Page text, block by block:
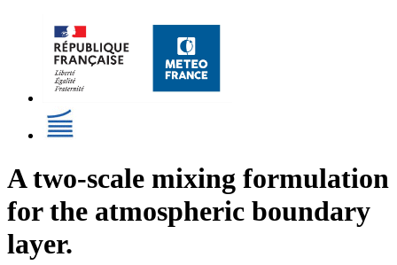
A two-scale mixing formulation
for the atmospheric boundary
layer.